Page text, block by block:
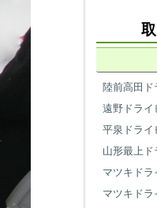
陸前高田
遠野ドライ
平泉ドライ
山形最上
マツキドラ
マツキド